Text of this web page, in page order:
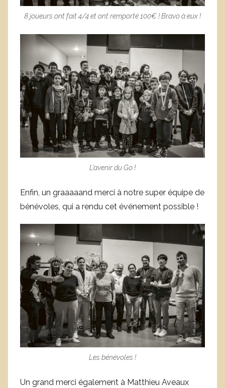
8 joueurs ont fait 4/4 et ont remporté 100€ ! Bravo à eux !
L’avenir du Go !
Enfin, un graaaaand merci à notre super équipe de
bénévoles, qui a rendu cet événement possible !
Les bénévoles !
Un grand merci également à Matthieu Aveaux